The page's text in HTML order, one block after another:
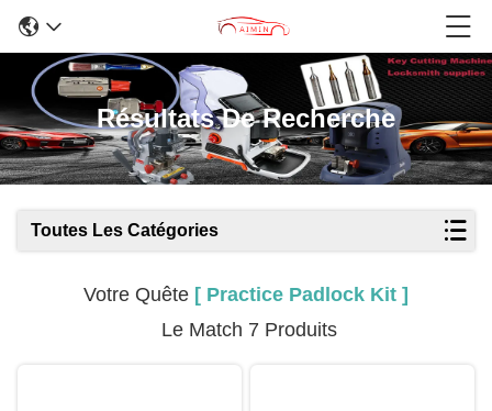
Résultats De Recherche
Toutes Les Catégories
Votre Quête [ Practice Padlock Kit ]
Le Match 7 Produits